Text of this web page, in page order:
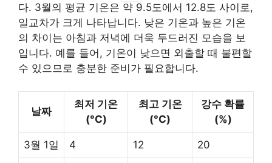
다. 3월의 평균 기온은 약 9.5도에서 12.8도 사이로,
일교차가 크게 나타납니다. 낮은 기온과 높은 기온
의 차이는 아침과 저녁에 더욱 두드러진 모습을 보
입니다. 예를 들어, 기온이 낮으면 외출할 때 불편할
수 있으므로 충분한 준비가 필요합니다.
날짜
최저 기온
(°C)
최고 기온
(°C)
강수 확률
(%)
3월 1일 4 12 20